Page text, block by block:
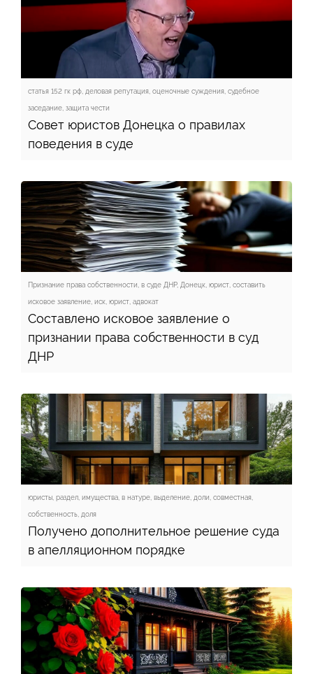
статья 152 гк рф, деловая репутация, оценочные суждения, судебное
заседание, защита чести
Совет юристов Донецка о правилах
поведения в суде
Признание права собственности, в суде ДНР, Донецк, юрист, составить
исковое заявление, иск, юрист, адвокат
Составлено исковое заявление о
признании права собственности в суд
ДНР
юристы, раздел, имущества, в натуре, выделение, доли, совместная,
собственность, доля
Получено дополнительное решение суда
в апелляционном порядке